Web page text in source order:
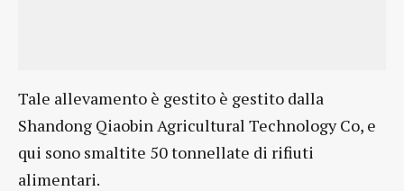
Tale allevamento è gestito è gestito dalla
Shandong Qiaobin Agricultural Technology Co, e
qui sono smaltite 50 tonnellate di rifiuti
alimentari.